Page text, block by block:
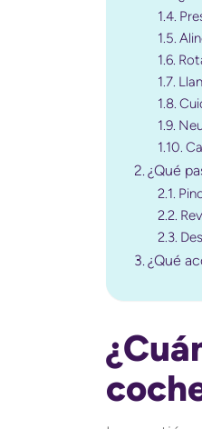
¿Qué
¿Qué